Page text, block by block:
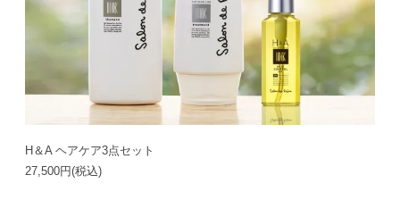
H＆A ヘアケア3点セット
27,500円(税込)